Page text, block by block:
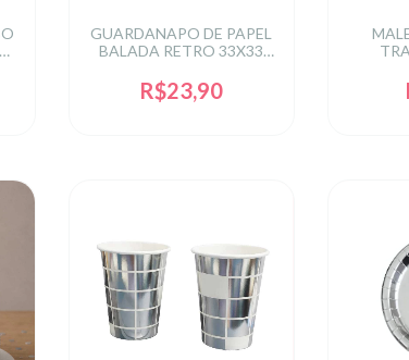
GUARDANAPO DE PAPEL
BALADA RETRO 33X33
R$23,90